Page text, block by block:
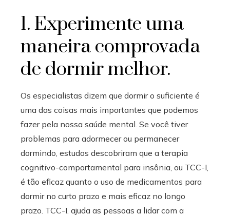
1. Experimente uma
maneira comprovada
de dormir melhor.
Os especialistas dizem que dormir o suficiente é
uma das coisas mais importantes que podemos
fazer pela nossa saúde mental. Se você tiver
problemas para adormecer ou permanecer
dormindo, estudos descobriram que a terapia
cognitivo-comportamental para insônia, ou TCC-I,
é tão eficaz quanto o uso de medicamentos para
dormir no curto prazo e mais eficaz no longo
prazo. TCC-I. ajuda as pessoas a lidar com a